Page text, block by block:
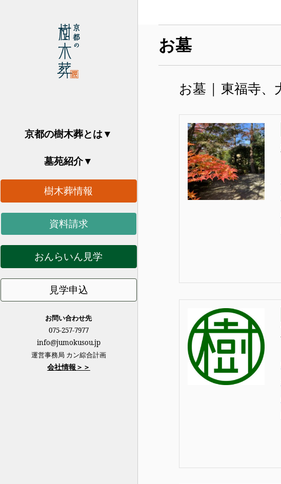
京都の樹木葬とは
墓苑紹介
樹木葬情報
資料請求
おんらいん見学
見学申込
お問い合わせ先
075-257-7977
info@jumokusou.jp
運営事務局 カン綜合計画
会社情報＞＞
お墓
お墓 | 東福寺、